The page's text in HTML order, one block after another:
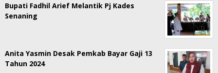
Bupati Fadhil Arief Melantik Pj Kades
Senaning
Anita Yasmin Desak Pemkab Bayar Gaji 13
Tahun 2024